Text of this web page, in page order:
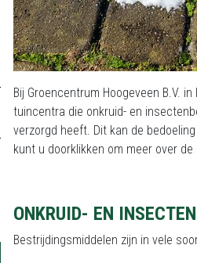
Bij Groencentrum Hoogeveen B.V.
tuincentra die onkruid- en
verzorgd heeft. Dit kan de
kunt u doorklikken om meer over
ONKRUID- EN
Bestrijdingsmiddelen zijn in vele